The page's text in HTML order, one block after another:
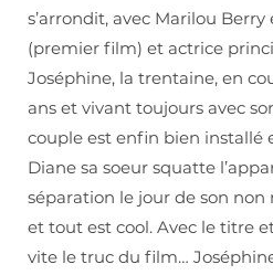
s’arrondit, avec Marilou
(premier film) et actrice
Joséphine, la trentaine, en
ans et vivant toujours avec
couple est enfin bien installé
Diane sa soeur squatte
séparation le jour de son non
et tout est cool. Avec le titre
vite le truc du film…